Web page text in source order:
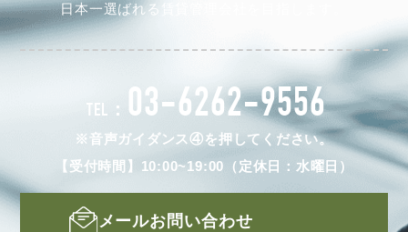
日本一選ばれる賃貸管理会社を目指します。
TEL： 03-6262-9556
※音声ガイダンス④を押してください。
【受付時間】10:00~19:00（定休日：水曜日）
メールお問い合わせ